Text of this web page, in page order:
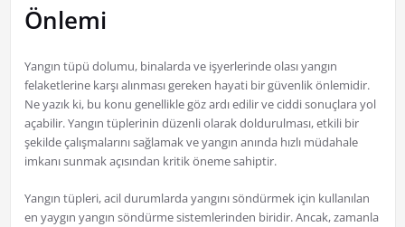
Önlemi
Yangın tüpü dolumu, binalarda ve işyerlerinde olası yangın
felaketlerine karşı alınması gereken hayati bir güvenlik önlemidir.
Ne yazık ki, bu konu genellikle göz ardı edilir ve ciddi sonuçlara yol
açabilir. Yangın tüplerinin düzenli olarak doldurulması, etkili bir
şekilde çalışmalarını sağlamak ve yangın anında hızlı müdahale
imkanı sunmak açısından kritik öneme sahiptir.
Yangın tüpleri, acil durumlarda yangını söndürmek için kullanılan
en yaygın yangın söndürme sistemlerinden biridir. Ancak, zamanla